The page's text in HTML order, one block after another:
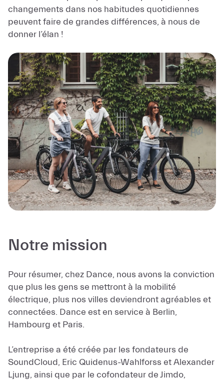
changements dans nos habitudes quotidiennes
peuvent faire de grandes différences, à nous de
donner l’élan !
Notre mission
Pour résumer, chez Dance, nous avons la conviction
que plus les gens se mettront à la mobilité
électrique, plus nos villes deviendront agréables et
connectées. Dance est en service à Berlin,
Hambourg et Paris.
L’entreprise a été créée par les fondateurs de
SoundCloud, Eric Quidenus-Wahlforss et Alexander
Ljung, ainsi que par le cofondateur de Jimdo,